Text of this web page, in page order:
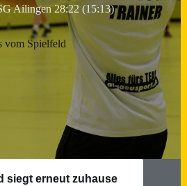
Ailingen 28:22 (15:13)
vom Spielfeld
siegt erneut zuhause